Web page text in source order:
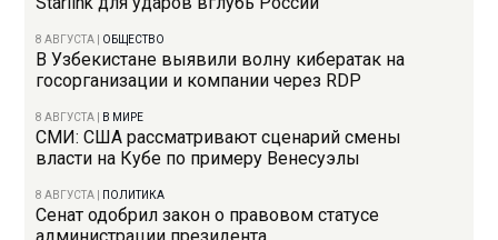
8 АВГУСТА ОБЩЕСТВО
В Узбекистане выявили волну кибератак на
госорганизации и компании через RDP
8 АВГУСТА В МИРЕ
СМИ: США рассматривают сценарий смены
власти на Кубе по примеру Венесуэлы
8 АВГУСТА ПОЛИТИКА
Сенат одобрил закон о правовом статусе